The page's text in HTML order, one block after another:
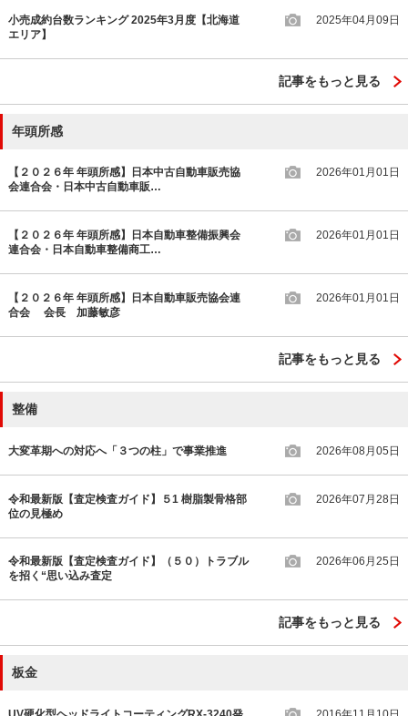
小売成約台数ランキング 2025年3月度【北海道
エリア】
2025年04月09日
記事をもっと見る
年頭所感
【２０２６年 年頭所感】日本中古自動車販売協
会連合会・日本中古自動車販…
2026年01月01日
【２０２６年 年頭所感】日本自動車整備振興会
連合会・日本自動車整備商工…
2026年01月01日
【２０２６年 年頭所感】日本自動車販売協会連
合会 会長 加藤敏彦
2026年01月01日
記事をもっと見る
整備
大変革期への対応へ「３つの柱」で事業推進 2026年08月05日
令和最新版【査定検査ガイド】５1 樹脂製骨格部
位の見極め
2026年07月28日
令和最新版【査定検査ガイド】（５０）トラブル
を招く“思い込み査定
2026年06月25日
記事をもっと見る
板金